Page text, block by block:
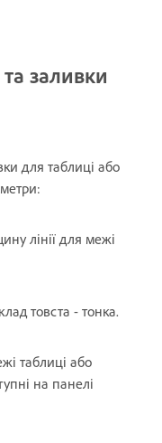
заливки
для таблиці або
лінії для межі
товста - тонка.
таблиці або
на панелі